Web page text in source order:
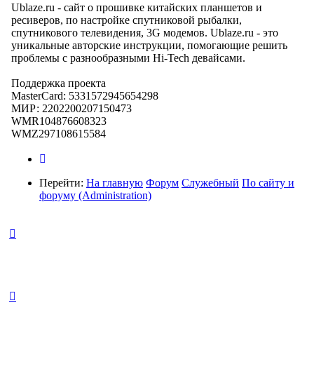
Ublaze.ru - сайт о прошивке китайских планшетов и
ресиверов, по настройке спутниковой рыбалки,
спутникового телевидения, 3G модемов. Ublaze.ru - это
уникальные авторские инструкции, помогающие решить
проблемы с разнообразными Hi-Tech девайсами.
Поддержка проекта
MasterCard: 5331572945654298
МИР: 2202200207150473
WMR104876608323
WMZ297108615584
Перейти: На главную Форум Служебный По сайту и
форуму (Administration)